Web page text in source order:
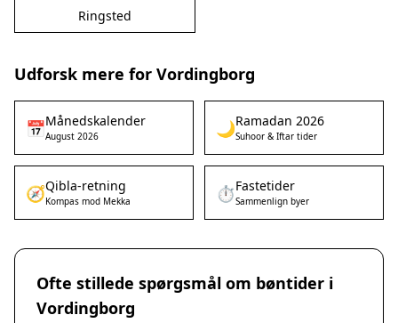
Ringsted
Udforsk mere for Vordingborg
📅Månedskalender
August 2026 🌙Ramadan 2026
Suhoor & Iftar tider
🧭Qibla-retning
Kompas mod Mekka ⏱️Fastetider
Sammenlign byer
Ofte stillede spørgsmål om bøntider i
Vordingborg